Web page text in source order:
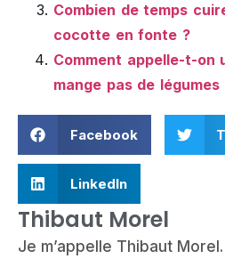
Combien de temps
cocotte en fonte ?
Comment appelle-t-on
mange pas de légumes
Facebook
LinkedIn
Thibaut Morel
Je m’appelle Thibaut